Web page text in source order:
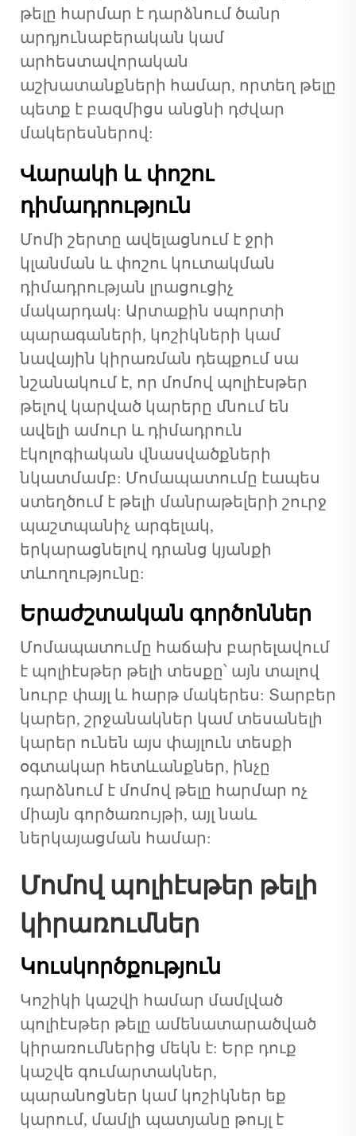
թելը հարմար է դարձնում ծանր
արդյունաբերական կամ
արհեստավորական
աշխատանքների համար, որտեղ թելը
պետք է բազմիցս անցնի դժվար
մակերեսներով:
Վարակի և փոշու
դիմադրություն
Մոմի շերտը ավելացնում է ջրի
կլանման և փոշու կուտակման
դիմադրության լրացուցիչ
մակարդակ: Արտաքին սպորտի
պարագաների, կոշիկների կամ
նավային կիրառման դեպքում սա
նշանակում է, որ մոմով պոլիէսթեր
թելով կարված կարերը մնում են
ավելի ամուր և դիմադրուն
էկոլոգիական վնասվածքների
նկատմամբ: Մոմապատումը էապես
ստեղծում է թելի մանրաթելերի շուրջ
պաշտպանիչ արգելակ,
երկարացնելով դրանց կյանքի
տևողությունը:
Երաժշտական գործոններ
Մոմապատումը հաճախ բարելավում
է պոլիէսթեր թելի տեսքը՝ այն տալով
նուրբ փայլ և հարթ մակերես: Տարբեր
կարեր, շրջանակներ կամ տեսանելի
կարեր ունեն այս փայլուն տեսքի
օգտակար հետևանքներ, ինչը
դարձնում է մոմով թելը հարմար ոչ
միայն գործառույթի, այլ նաև
ներկայացման համար:
Մոմով պոլիէսթեր թելի
կիրառումներ
Կուսկործքություն
Կոշիկի կաշվի համար մամլված
պոլիէսթեր թելը ամենատարածված
կիրառումներից մեկն է: Երբ դուք
կաշվե գումարտակներ,
պարանոցներ կամ կոշիկներ եք
կարում, մամլի պատյանը թույլ է